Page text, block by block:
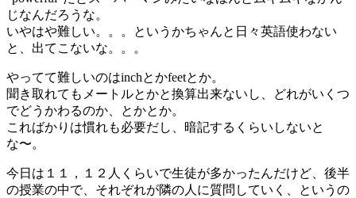
じなんだろうな。
いやはや難しい。。。というかちゃんと日々英語使わない
と、出てこないな。。。
やってて難しいのはinchとかfeetとか。
聞き取れてもメートルとかと換算出来ないし、どれがいくつ
でどうかわるのか、とかとか。
こればかりは慣れも必要だし、暗記するくらいしないと
な〜。
今日は１１，１２人くらいで生徒が多かったんだけど、後半
の授業の中で、それぞれが隣の人に質問していく、というの